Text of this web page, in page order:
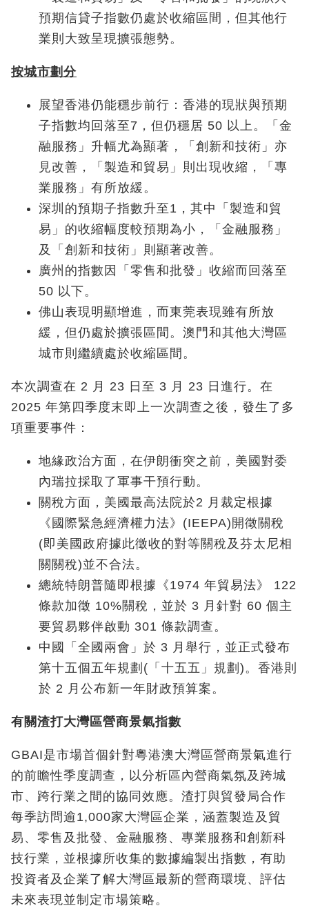
預期信貸子指數仍處於收縮區間，但其他行
業則大致呈現擴張態勢。
按城市劃分
展望香港仍能穩步前行：香港的現狀與預期
子指數均回落至7，但仍穩居 50 以上。「金
融服務」升幅尤為顯著，「創新和技術」亦
見改善，「製造和貿易」則出現收縮，「專
業服務」有所放緩。
深圳的預期子指數升至1，其中「製造和貿
易」的收縮幅度較預期為小，「金融服務」
及「創新和技術」則顯著改善。
廣州的指數因「零售和批發」收縮而回落至
50 以下。
佛山表現明顯增進，而東莞表現雖有所放
緩，但仍處於擴張區間。澳門和其他大灣區
城市則繼續處於收縮區間。
本次調查在 2 月 23 日至 3 月 23 日進行。在
2025 年第四季度末即上一次調查之後，發生了多
項重要事件：
地緣政治方面，在伊朗衝突之前，美國對委
內瑞拉採取了軍事干預行動。
關稅方面，美國最高法院於2 月裁定根據
《國際緊急經濟權力法》(IEEPA)開徵關稅
(即美國政府據此徵收的對等關稅及芬太尼相
關關稅)並不合法。
總統特朗普隨即根據《1974 年貿易法》 122
條款加徵 10%關稅，並於 3 月針對 60 個主
要貿易夥伴啟動 301 條款調查。
中國「全國兩會」於 3 月舉行，並正式發布
第十五個五年規劃(「十五五」規劃)。香港則
於 2 月公布新一年財政預算案。
有關渣打大灣區營商景氣指數
GBAI是市場首個針對粵港澳大灣區營商景氣進行
的前瞻性季度調查，以分析區內營商氣氛及跨城
市、跨行業之間的協同效應。渣打與貿發局合作
每季訪問逾1,000家大灣區企業，涵蓋製造及貿
易、零售及批發、金融服務、專業服務和創新科
技行業，並根據所收集的數據編製出指數，有助
投資者及企業了解大灣區最新的營商環境、評估
未來表現並制定市場策略。